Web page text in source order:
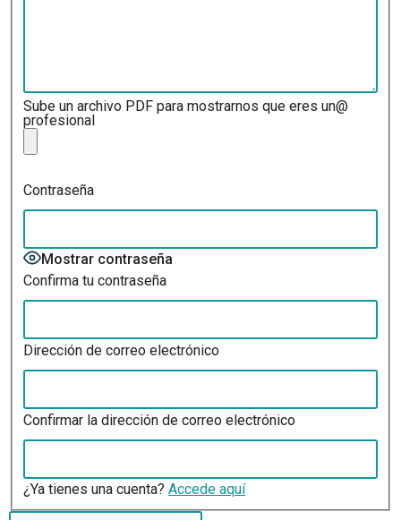
Sube un archivo PDF para mostrarnos que eres un@
profesional
Contraseña
Mostrar contraseña
Confirma tu contraseña
Dirección de correo electrónico
Confirmar la dirección de correo electrónico
¿Ya tienes una cuenta? Accede aquí